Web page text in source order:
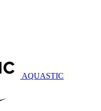
AQUASTIC